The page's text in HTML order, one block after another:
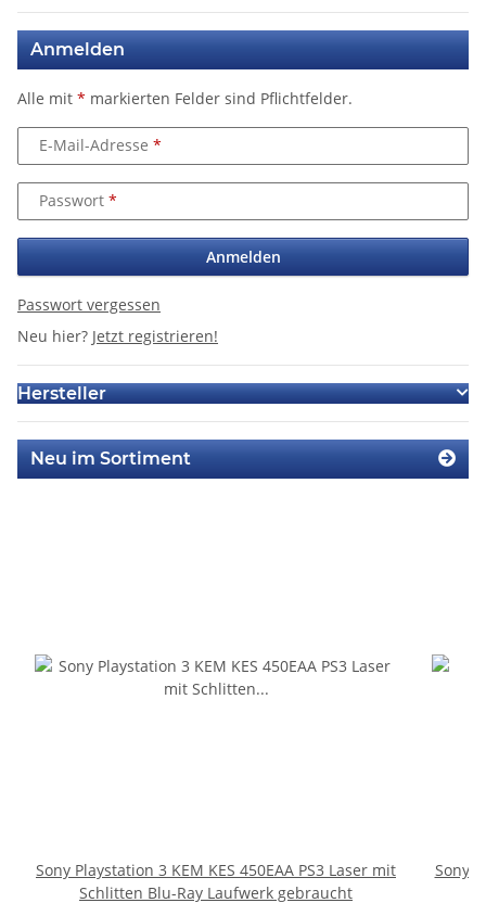
Anmelden
Alle mit * markierten Felder sind Pflichtfelder.
E-Mail-Adresse
Passwort
Anmelden
Passwort vergessen
Neu hier? Jetzt registrieren!
Hersteller
Neu im Sortiment
Sony Playstation 3 KEM KES 450EAA PS3 Laser mit
Schlitten Blu-Ray Laufwerk gebraucht
Sony